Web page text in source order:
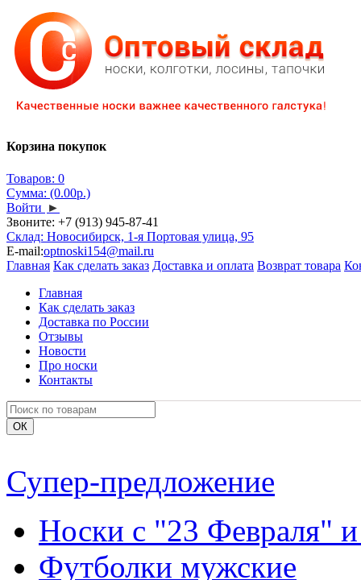
Корзина покупок
Товаров: 0
Сумма: (0.00р.)
Войти ►
Звоните: +7 (913) 945-87-41
Склад: Новосибирск, 1-я Портовая улица, 95
E-mail:optnoski154@mail.ru
Главная Как сделать заказ Доставка и оплата Возврат товара
Главная
Как сделать заказ
Доставка по России
Отзывы
Новости
Про носки
Контакты
Супер-предложение
Носки с "23 Февраля"
Футболки мужские